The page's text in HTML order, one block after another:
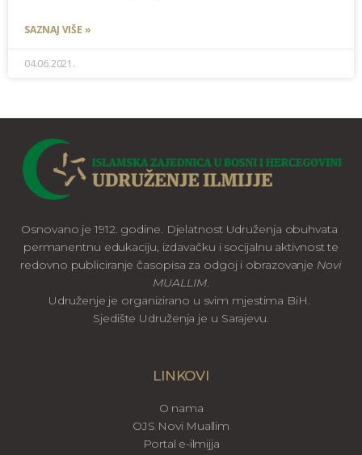
SAZNAJ VIŠE »
04.06.2021.
Osnovano je 1912. godine. Djelatnost Udruženja obuhvata
permanentnu edukaciju, izdavačku i socijalnu aktivnost te
redovno publiciranje časopisa za odgoj i obrazovanje Novi
MUALLIM.
Udruženje je organizirano u svim mjestima BiH.
Sjedište Udruženja je u Sarajevu.
LINKOVI
O nama
OJS Novi Muallim
Portal e-ilmijja